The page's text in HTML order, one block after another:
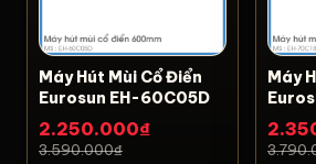
Máy Hút Mùi Cổ Điển
Eurosun EH-60C05D
2.250.000₫
3.590.000₫
Máy